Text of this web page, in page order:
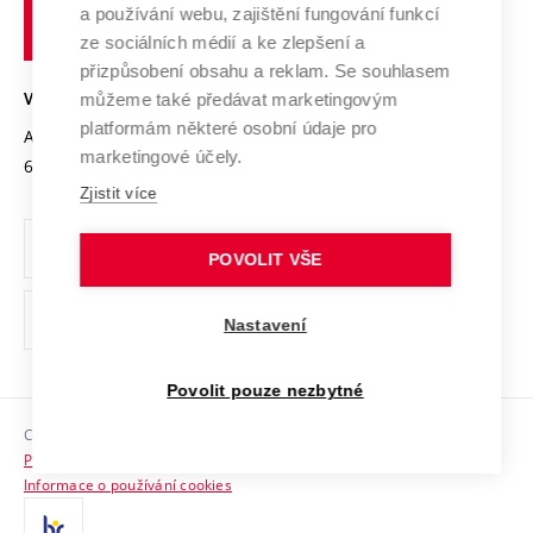
Transfer znalostí
Open Science
Projekty
Projekty ze strukturálních fondů
Specifický výzkum
Mezinárodní dohody
Univerzitní sítě
Podnikavá univerzita / ContriBUTe
Bezpečná univerzita
Vyznamenání
Organizační struktura
Ochrana osobních údajů
odkaz)
Sociální bezpečí
HR Award
technické
VYSOKÉ UČENÍ TECHNICKÉ V BRNĚ
Antonínská 548/1
602 00 Brno
www.vut.cz
vut@vutbr.cz
Copyright © 2026 VUT
Prohlášení o přístupnosti
Informace o používání cookies
a používání webu, zajištění fungování funkcí
ze sociálních médií a ke zlepšení a
přizpůsobení obsahu a reklam. Se souhlasem
můžeme také předávat marketingovým
platformám některé osobní údaje pro
marketingové účely.
Zjistit více
POVOLIT VŠE
Nastavení
Povolit pouze nezbytné